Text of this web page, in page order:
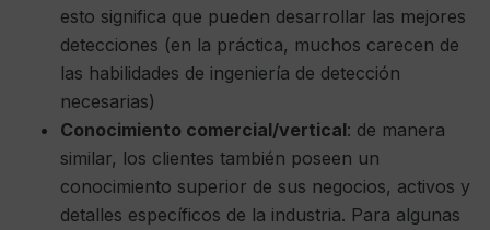
esto significa que pueden desarrollar las mejores
detecciones (en la práctica, muchos carecen de
las habilidades de ingeniería de detección
necesarias)
Conocimiento comercial/vertical: de manera
similar, los clientes también poseen un
conocimiento superior de sus negocios, activos y
detalles específicos de la industria. Para algunas